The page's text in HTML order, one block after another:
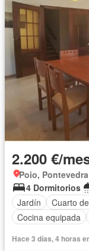
2.200 €/
Poio, Pontevedra
4 Dormitorios
Jardín
Cuarto
Cocina equipada
Hace 3 días, 4 horas